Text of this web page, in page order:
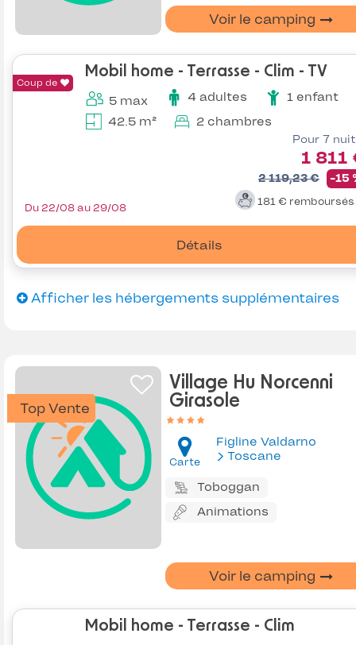
Voir le camping
Coup de
Mobil home - Terrasse - Clim - TV
5 max 4 adultes
1 enfant
42.5 m²
2 chambres
Pour 7
1 811
2 119,23 € -15
181 € remboursés
Détails
Du 22/08 au 29/08
Afficher les hébergements supplémentaires
Top Vente
Village Hu Norcenni
Girasole
Carte
Figline Valdarno
Toscane
Toboggan
Animations
Voir le camping
Mobil home - Terrasse - Clim